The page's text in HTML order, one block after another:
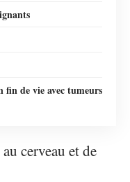
fin de vie avec tumeurs
cerveau et de